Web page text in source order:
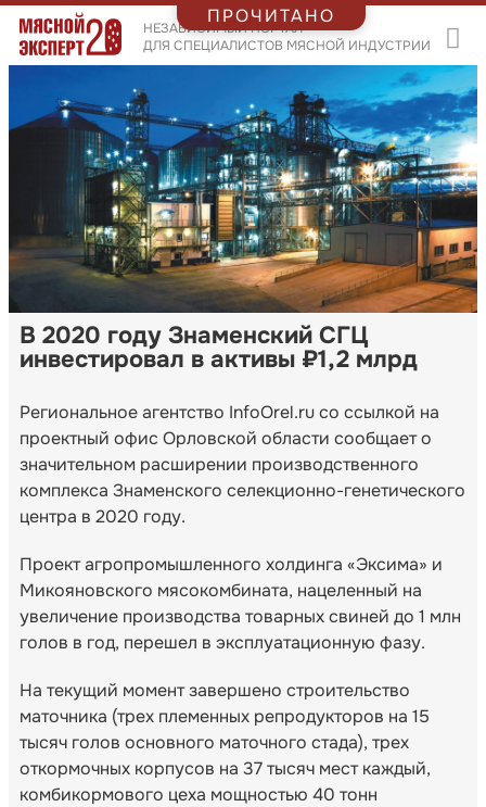
НЕЗАВИСИМЫЙ ПОРТАЛ
ДЛЯ СПЕЦИАЛИСТОВ МЯСНОЙ ИНДУСТРИИ
В 2020 году Знаменский СГЦ
инвестировал в активы ₽1,2 млрд
Региональное агентство InfoOrel.ru со ссылкой на
проектный офис Орловской области сообщает о
значительном расширении производственного
комплекса Знаменского селекционно-генетического
центра в 2020 году.
Проект агропромышленного холдинга «Эксима» и
Микояновского мясокомбината, нацеленный на
увеличение производства товарных свиней до 1 млн
голов в год, перешел в эксплуатационную фазу.
На текущий момент завершено строительство
маточника (трех племенных репродукторов на 15
тысяч голов основного маточного стада), трех
откормочных корпусов на 37 тысяч мест каждый,
комбикормового цеха мощностью 40 тонн
ПРОЧИТАНО